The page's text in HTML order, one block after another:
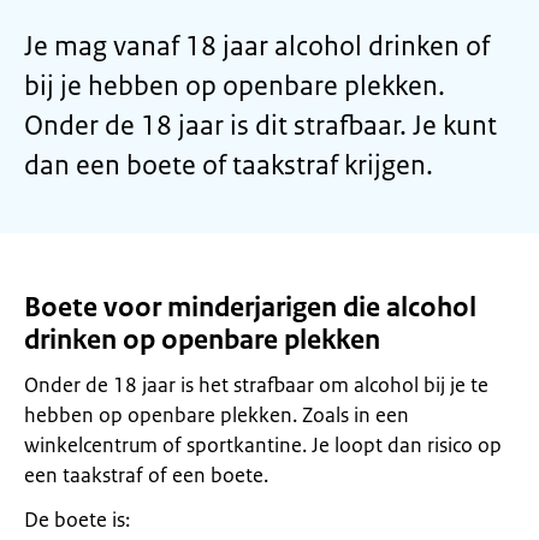
Je mag vanaf 18 jaar alcohol drinken of
bij je hebben op openbare plekken.
Onder de 18 jaar is dit strafbaar. Je kunt
dan een boete of taakstraf krijgen.
Boete voor minderjarigen die alcohol
drinken op openbare plekken
Onder de 18 jaar is het strafbaar om alcohol bij je te
hebben op openbare plekken. Zoals in een
winkelcentrum of sportkantine. Je loopt dan risico op
een taakstraf of een boete.
De boete is: